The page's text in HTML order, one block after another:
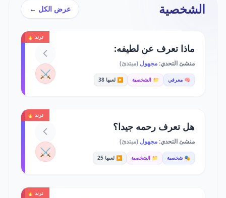
الشخصية عرض الكل ←
ترند 🔥
ماذا تعرف عن لطيفه:
منشئ التحدي:مجهول (مبتدئ)
🧠 معرفي 📁 الشخصية ▶️ لعبها 38 ⚔️
ترند 🔥
هل تعرف رحمه جيدا؟
منشئ التحدي:مجهول (مبتدئ)
🎭 شخصية 📁 الشخصية ▶️ لعبها 25 ⚔️
ترند 🔥